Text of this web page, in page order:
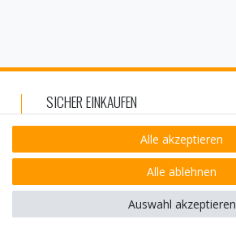
SICHER EINKAUFEN
Alle akzeptieren
Alle ablehnen
Auswahl akzeptieren